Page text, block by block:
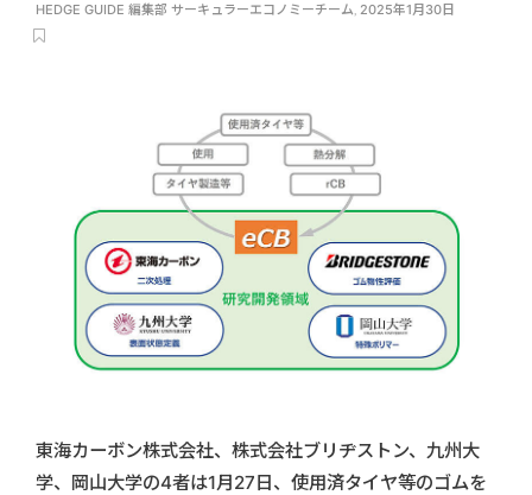
HEDGE GUIDE 編集部 サーキュラーエコノミーチーム, 2025年1月30日
東海カーボン株式会社、株式会社ブリヂストン、九州大
学、岡山大学の4者は1月27日、使用済タイヤ等のゴムを